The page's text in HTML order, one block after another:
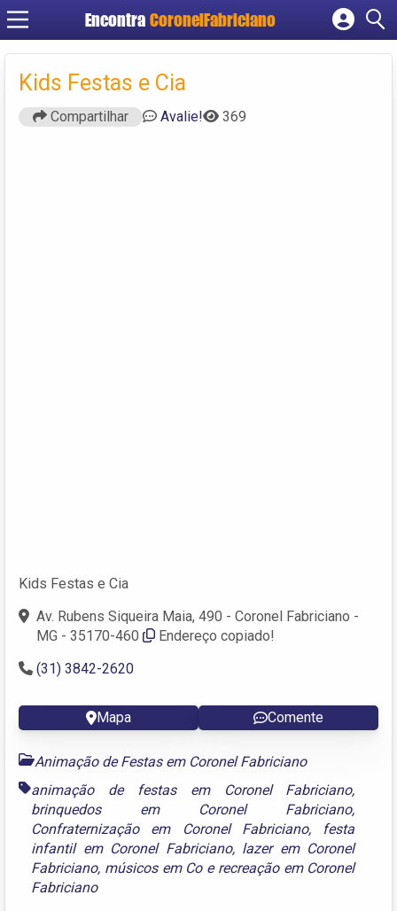
Encontra CoronelFabriciano
Cadastrar empresa
Criar conta
Kids Festas e Cia
Compartilhar Avalie! 369
Kids Festas e Cia
Av. Rubens Siqueira Maia, 490 - Coronel Fabriciano -
MG - 35170-460
Endereço copiado!
(31) 3842-2620
Mapa Comente
Animação de Festas em Coronel Fabriciano
animação de festas em Coronel Fabriciano,
brinquedos em Coronel Fabriciano,
Confraternização em Coronel Fabriciano, festa
infantil em Coronel Fabriciano, lazer em Coronel
Fabriciano, músicos em Coe recreação em Coronel
Fabriciano